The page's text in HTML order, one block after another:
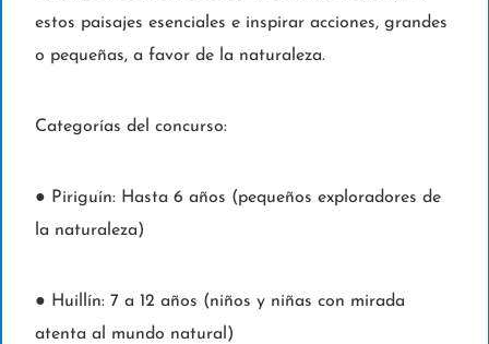
estos paisajes esenciales e inspirar acciones, grandes
o pequeñas, a favor de la naturaleza.
Categorías del concurso:
● Piriguín: Hasta 6 años (pequeños exploradores de
la naturaleza)
● Huillín: 7 a 12 años (niños y niñas con mirada
atenta al mundo natural)